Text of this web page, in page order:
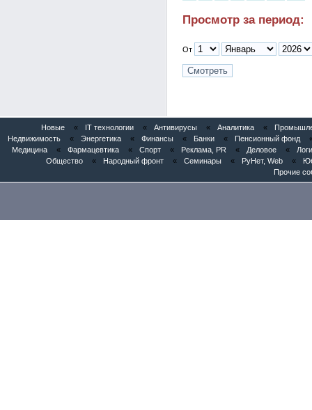
Просмотр за период:
От
Новые « IT технологии « Антивирусы « Аналитика «
Недвижимость
« Энергетика « Финансы « Банки « Пенсионный фонд
Медицина
« Фармацевтика « Спорт « Реклама, PR « Деловое «
Общество
« Народный фронт « Семинары « РуНет, Web «
Прочие